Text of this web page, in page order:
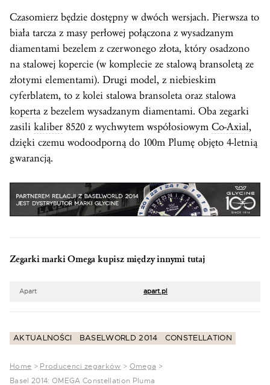
Czasomierz będzie dostępny w dwóch wersjach. Pierwsza to
biała tarcza z masy perłowej połączona z wysadzanym
diamentami bezelem z czerwonego złota, który osadzono
na stalowej kopercie (w komplecie ze stalową bransoletą ze
złotymi elementami). Drugi model, z niebieskim
cyferblatem, to z kolei stalowa bransoleta oraz stalowa
koperta z bezelem wysadzanym diamentami. Oba zegarki
zasili kaliber 8520 z wychwytem współosiowym Co-Axial,
dzięki czemu wodoodporną do 100m Plumę objęto 4-letnią
gwarancją.
Zegarki marki Omega kupisz między innymi tutaj
Apart apart.pl
AKTUALNOŚCI BASELWORLD 2014 CONSTELLATION
Home > Producenci zegarków > Omega >
Basel 2014: OMEGA Constellation Pluma